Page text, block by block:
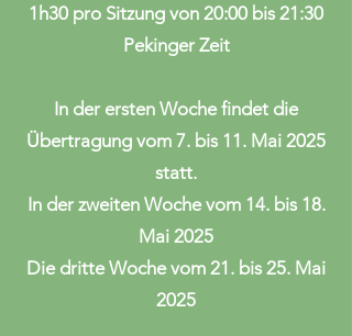
1h30 pro Sitzung von 20:00 bis 21:30
Pekinger Zeit
In der ersten Woche findet die
Übertragung vom 7. bis 11. Mai 2025
statt.
In der zweiten Woche vom 14. bis 18.
Mai 2025
Die dritte Woche vom 21. bis 25. Mai
2025